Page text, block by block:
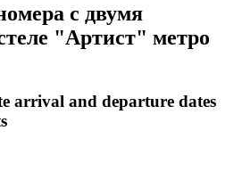
с двумя
"Артист" метро
arrival and departure dates